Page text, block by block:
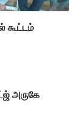
கூட்டம்
அருகே